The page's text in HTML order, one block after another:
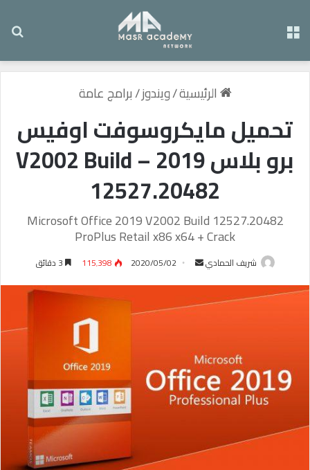
الرئيسية/ويندوز/برامج عامة
تحميل مايكروسوفت اوفيس
برو بلاس 2019 – V2002 Build
12527.20482
Microsoft Office 2019 V2002 Build 12527.20482
ProPlus Retail x86 x64 + Crack
شريف الحمادي
ل
ي
د
ا
إ
2020/05/02 115٬398